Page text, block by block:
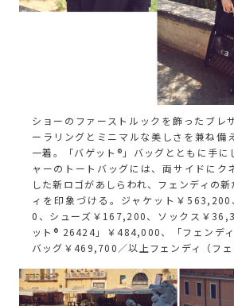
ショーのファーストルックを飾ったブレ
ーラリングとミニマルな美しさを兼ね備
一着。「バゲット®」バッグとともに手に
ャーのトートバッグには、両サイドにク
した新ロゴがあしらわれ、フェンディの
ィを印象づける。ジャケット￥
0、シューズ￥167,200、ソックス￥
ット® 26424」￥484,000、「フェンデ
バッグ￥469,700／以上フェンディ（フェ